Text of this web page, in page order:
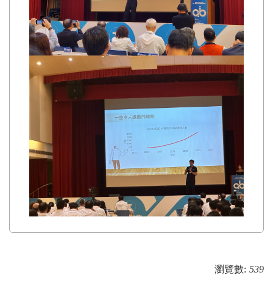
瀏覽數: 539